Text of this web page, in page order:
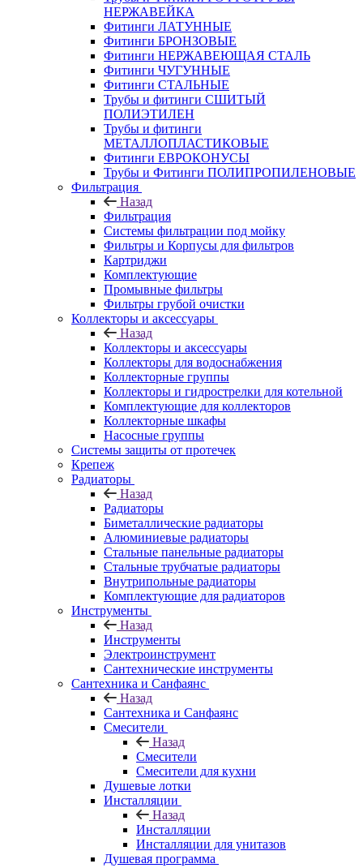
НЕРЖАВЕЙКА
Фитинги ЛАТУННЫЕ
Фитинги БРОНЗОВЫЕ
Фитинги НЕРЖАВЕЮЩАЯ СТАЛЬ
Фитинги ЧУГУННЫЕ
Фитинги СТАЛЬНЫЕ
Трубы и фитинги СШИТЫЙ
ПОЛИЭТИЛЕН
Трубы и фитинги
МЕТАЛЛОПЛАСТИКОВЫЕ
Фитинги ЕВРОКОНУСЫ
Трубы и Фитинги ПОЛИПРОПИЛЕНОВЫЕ
Фильтрация
Назад
Фильтрация
Системы фильтрации под мойку
Фильтры и Корпусы для фильтров
Картриджи
Комплектующие
Промывные фильтры
Фильтры грубой очистки
Коллекторы и аксессуары
Назад
Коллекторы и аксессуары
Коллекторы для водоснабжения
Коллекторные группы
Коллекторы и гидрострелки для котельной
Комплектующие для коллекторов
Коллекторные шкафы
Насосные группы
Системы защиты от протечек
Крепеж
Радиаторы
Назад
Радиаторы
Биметаллические радиаторы
Алюминиевые радиаторы
Стальные панельные радиаторы
Стальные трубчатые радиаторы
Внутрипольные радиаторы
Комплектующие для радиаторов
Инструменты
Назад
Инструменты
Электроинструмент
Сантехнические инструменты
Сантехника и Санфаянс
Назад
Сантехника и Санфаянс
Смесители
Назад
Смесители
Смесители для кухни
Душевые лотки
Инсталляции
Назад
Инсталляции
Инсталляции для унитазов
Душевая программа